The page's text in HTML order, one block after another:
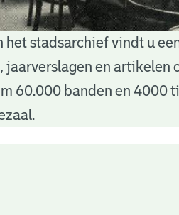
stadsarchief vindt u
en artikelen
60.000 banden en 4000